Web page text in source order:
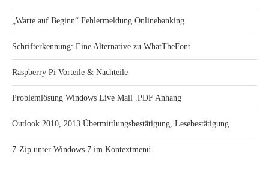
„Warte auf Beginn“ Fehlermeldung Onlinebanking
Schrifterkennung: Eine Alternative zu WhatTheFont
Raspberry Pi Vorteile & Nachteile
Problemlösung Windows Live Mail .PDF Anhang
Outlook 2010, 2013 Übermittlungsbestätigung, Lesebestätigung
7-Zip unter Windows 7 im Kontextmenü